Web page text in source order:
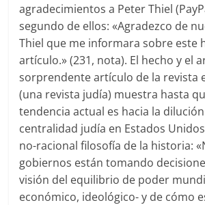
agradecimientos a Peter Thiel
segundo de ellos: «Agradezco de
Thiel que me informara sobre este
artículo.» (231, nota). El hecho y el
sorprendente artículo de la revista
(una revista judía) muestra hasta
tendencia actual es hacia la
centralidad judía en Estados
no-racional filosofía de la historia:
gobiernos están tomando
visión del equilibrio de poder
económico, ideológico- y de cómo